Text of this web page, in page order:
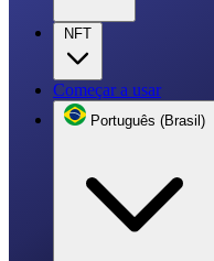
NFT
Começar a usar
Português (Brasil)